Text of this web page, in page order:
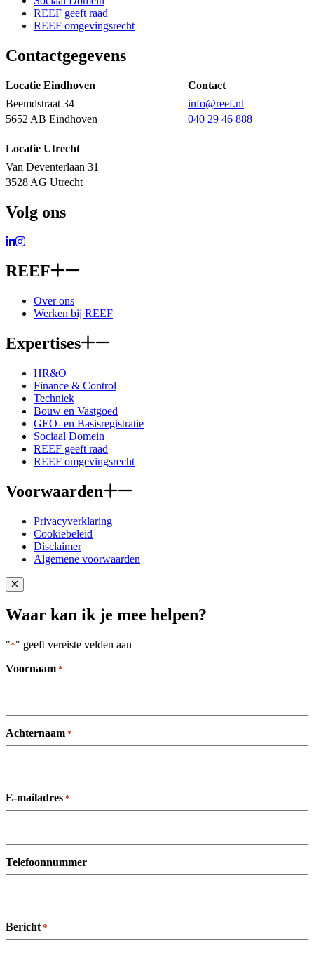
REEF geeft raad
REEF omgevingsrecht
Contactgegevens
Locatie Eindhoven
Contact
Beemdstraat 34
info@reef.nl
5652 AB Eindhoven
040 29 46 888
Locatie Utrecht
Van Deventerlaan 31
3528 AG Utrecht
Volg ons
Ga naar LinkedIn
Ga naar Instagram
REEF
Over ons
Werken bij REEF
Expertises
HR&O
Finance & Control
Techniek
Bouw en Vastgoed
GEO- en Basisregistratie
Sociaal Domein
REEF geeft raad
REEF omgevingsrecht
Voorwaarden
Privacyverklaring
Cookiebeleid
Disclaimer
Algemene voorwaarden
Close popup
Waar kan ik je mee helpen?
"*" geeft vereiste velden aan
Voornaam *
Achternaam *
E-mailadres *
Telefoonnummer
Bericht *